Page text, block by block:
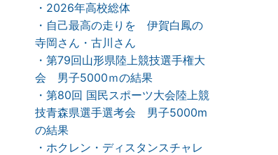
・2026年高校総体
・自己最高の走りを 伊賀白鳳の
寺岡さん・古川さん
・第79回山形県陸上競技選手権大
会 男子5000ｍの結果
・第80回 国民スポーツ大会陸上競
技青森県選手選考会 男子5000m
の結果
・ホクレン・ディスタンスチャレ